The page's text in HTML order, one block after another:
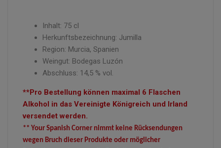
Inhalt: 75 cl
Herkunftsbezeichnung: Jumilla
Region: Murcia, Spanien
Weingut: Bodegas Luzón
Abschluss: 14,5 % vol.
**Pro Bestellung können maximal 6 Flaschen
Alkohol in das Vereinigte Königreich und Irland
versendet werden.
** Your Spanish Corner nimmt keine Rücksendungen
wegen Bruch dieser Produkte oder möglicher